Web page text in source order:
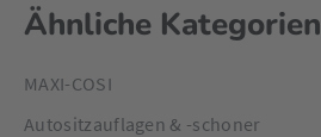
Ähnliche Kategorien
MAXI-COSI
Autositzauflagen & -schoner